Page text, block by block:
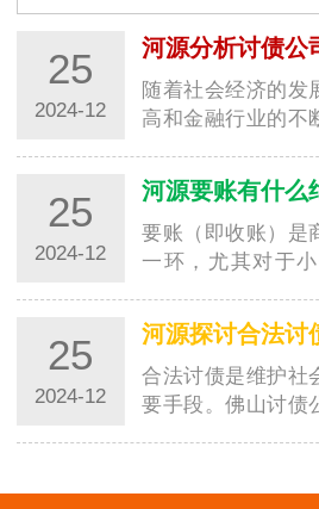
题的途径。广州讨债公司市场…
25
2024-12
随着社会经济的发
高和金融行业的不
时，消费…
25
2024-12
要账（即收账）是
一环，尤其对于
康发展的重…
25
2024-12
合法讨债是维护社
要手段。佛山讨债